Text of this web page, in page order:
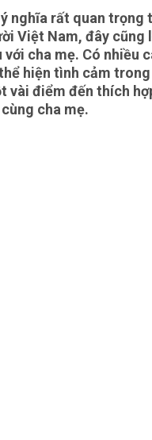
nghĩa rất quan trọng
Việt Nam, đây cũng
với cha mẹ. Có nhiều
hiện tình cảm trong
vài điểm đến thích
cha mẹ.